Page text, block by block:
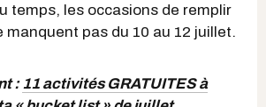
temps, les occasions de remplir
manquent pas du 10 au 12 juillet.
: 11 activités GRATUITES à